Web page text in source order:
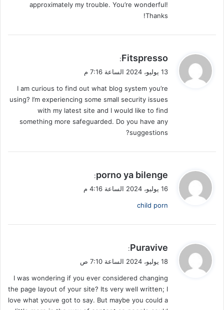
approximately my trouble. You’re wonderful!
Thanks!
ي
ق
ل
Fitspresso
:
13 يوليو، 2024 الساعة 7:16 م
I am curious to find out what blog system you’re
using? I’m experiencing some small security issues
with my latest site and I would like to find
something more safeguarded. Do you have any
suggestions?
ي
ق
ل
porno ya bilenge
:
16 يوليو، 2024 الساعة 4:16 م
child porn
ي
ق
ل
Puravive
:
18 يوليو، 2024 الساعة 7:10 ص
I was wondering if you ever considered changing
the page layout of your site? Its very well written; I
love what youve got to say. But maybe you could a